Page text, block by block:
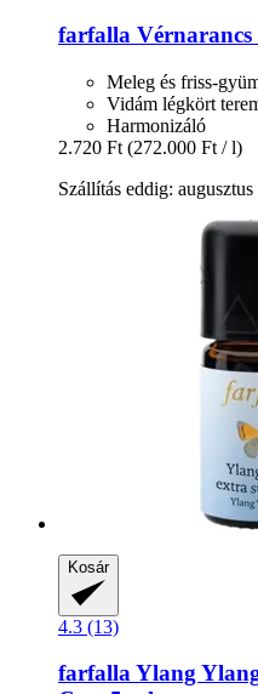
farfalla
Meleg és friss-
Vidám légkört
Harmonizáló
2.720 Ft (272.000 Ft / l)
Szállítás eddig: augusztus
Kosár
4.3 (13)
farfallaYlang